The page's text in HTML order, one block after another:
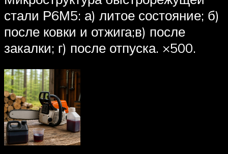
стали Р6М5: а) литое состояние; б)
после ковки и отжига;в) после
закалки; г) после отпуска. ×500.